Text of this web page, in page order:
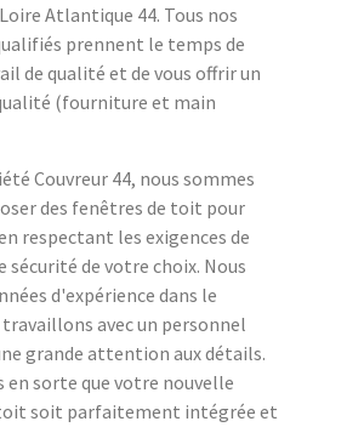
Atlantique 44. Tous nos
prennent le temps de
de qualité et de vous offrir un
(fourniture et main
Couvreur 44, nous sommes
des fenêtres de toit pour
respectant les exigences de
sécurité de votre choix. Nous
d'expérience dans le
avec un personnel
grande attention aux détails.
en sorte que votre nouvelle
soit parfaitement intégrée et